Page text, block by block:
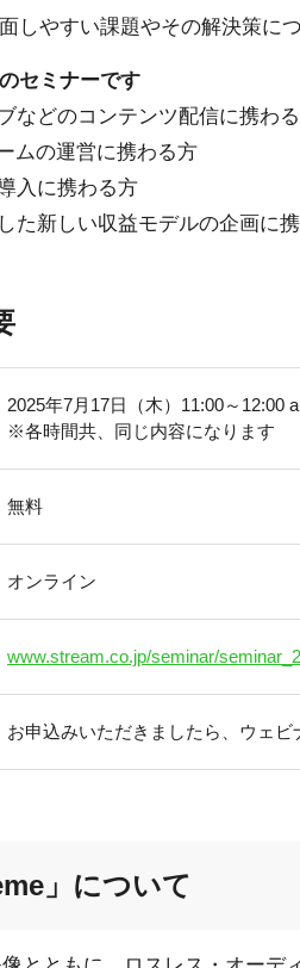
しやすい課題やその解決策に
セミナーです
などのコンテンツ配信に携わ
ムの運営に携わる方
入に携わる方
た新しい収益モデルの企画に
2025年7月17日（木）11:00～12:00
※各時間共、同じ内容になります
無料
オンライン
www.stream.co.jp/seminar/
お申込みいただきましたら、ウェ
」について